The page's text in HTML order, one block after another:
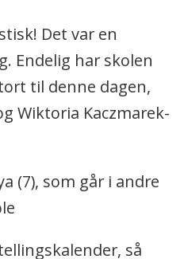
Det var en
Endelig har skolen
til denne dagen,
Wiktoria Kaczmarek-
(7), som går i andre
så